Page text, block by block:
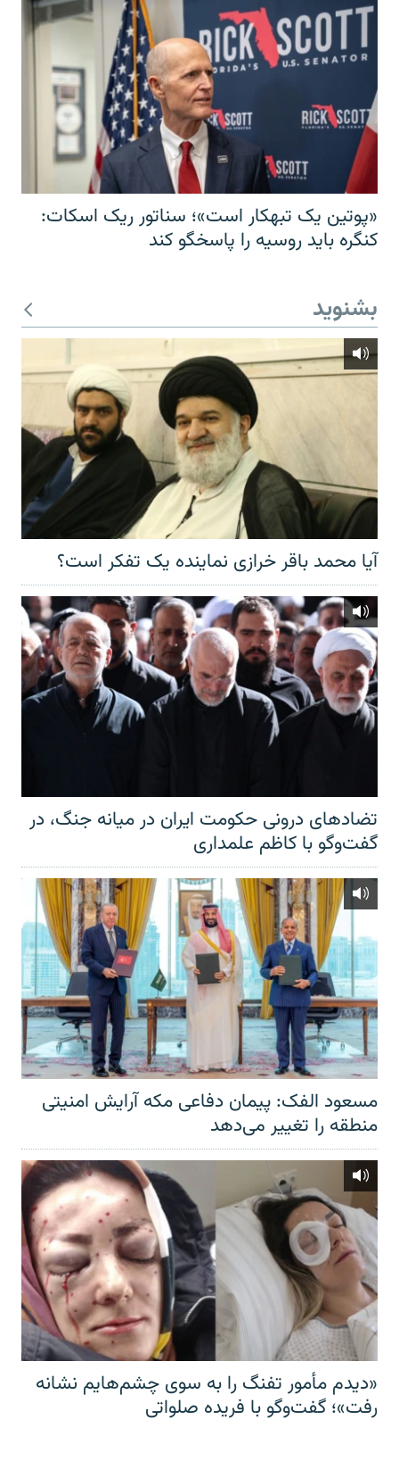
«پوتین یک تبهکار است»؛ سناتور ریک اسکات:
کنگره باید روسیه را پاسخگو کند
بشنوید
آیا محمد باقر خرازی نماینده یک تفکر است؟
تضادهای درونی حکومت ایران در میانه جنگ، در
گفت‌‌وگو با کاظم علمداری
مسعود الفک: پیمان دفاعی مکه آرایش امنیتی
منطقه را تغییر می‌دهد
«دیدم مأمور تفنگ را به سوی چشم‌هایم نشانه
رفت»؛ گفت‌و‌گو با فریده صلواتی